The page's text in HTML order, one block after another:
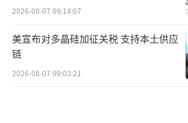
2026-08-07 09:14:07
美宣布对多晶硅加征关税 支持本土供应
链
2026-08-07 09:03:21